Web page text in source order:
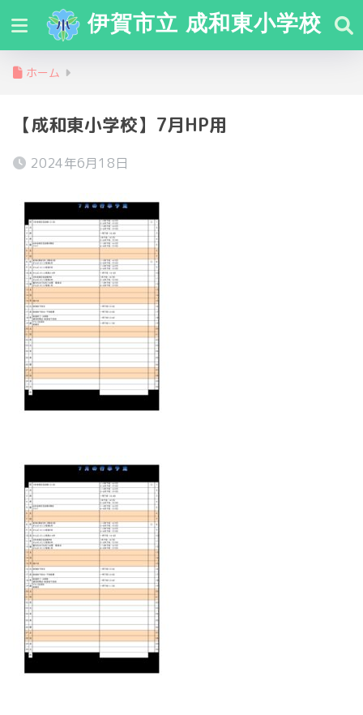
伊賀市立 成和東小学校
ホーム
【成和東小学校】7月HP用
2024年6月18日